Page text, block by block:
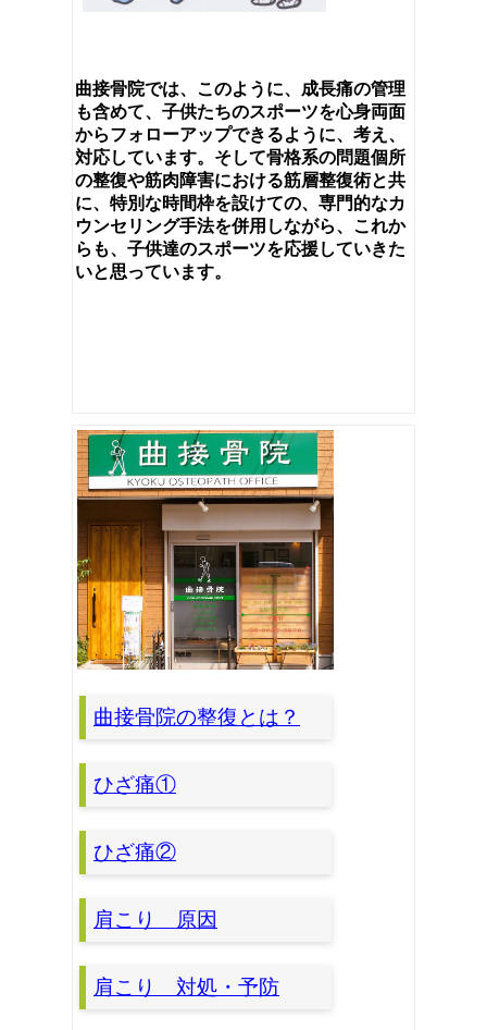
曲接骨院では、このように、成長痛の管理
も含めて、子供たちのスポーツを心身両面
からフォローアップできるように、考え、
対応しています。そして骨格系の問題個所
の整復や筋肉障害における筋層整復術と共
に、特別な時間枠を設けての、専門的なカ
ウンセリング手法を併用しながら、これか
らも、子供達のスポーツを応援していきた
いと思っています。
曲接骨院の整復とは？
ひざ痛①
ひざ痛②
肩こり 原因
肩こり 対処・予防